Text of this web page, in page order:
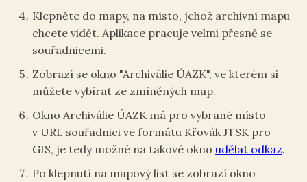
Klepněte do mapy, na místo, jehož archivní mapu
chcete vidět. Aplikace pracuje velmi přesně se
souřadnicemi.
Zobrazí se okno "Archiválie ÚAZK", ve kterém si
můžete vybírat ze zmíněných map.
Okno Archiválie ÚAZK má pro vybrané místo
v URL souřadnici ve formátu Křovák JTSK pro
GIS, je tedy možné na takové okno udělat odkaz.
Po klepnutí na mapový list se zobrazí okno